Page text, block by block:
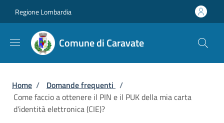
Regione Lombardia
Comune di Caravate
Briciole di pane
Home / Domande frequenti /
Come faccio a ottenere il PIN e il PUK della mia carta
d'identità elettronica (CIE)?